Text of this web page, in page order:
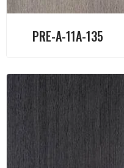
PRE-A-11A-135